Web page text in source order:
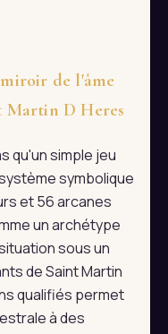
de l'âme
Martin D Heres
qu'un simple jeu
symbolique
et 56 arcanes
un archétype
sous un
de Saint Martin
qualifiés permet
à des